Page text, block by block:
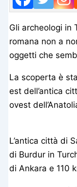
Gli archeologi in
romana non a
oggetti che
La scoperta è
est dell’antica
ovest
L’antica città di
di Burdur in
di Ankara e 110